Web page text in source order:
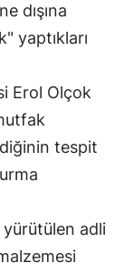
dışına
yaptıkları
Erol Olçok
tespit
yürütülen adli